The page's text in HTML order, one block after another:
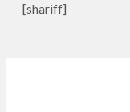
[shariff]